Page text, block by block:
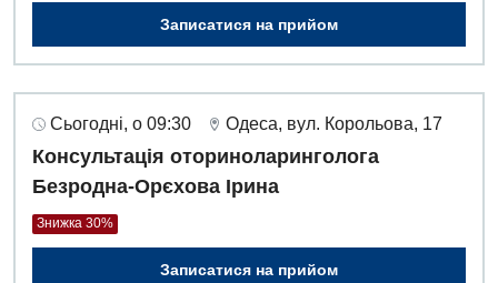
Пульмонологія
Судинна хірургія
Терапевтичне відділення
Терапія
Травматологічне відділення
Травматологія і ортопедія
Урологічне відділення
Записатися на прийом
Сьогодні, о 09:30 Одеса, вул. Корольова, 17
Консультація оториноларинголога
Безродна-Орєхова Ірина
Знижка 30%
Записатися на прийом